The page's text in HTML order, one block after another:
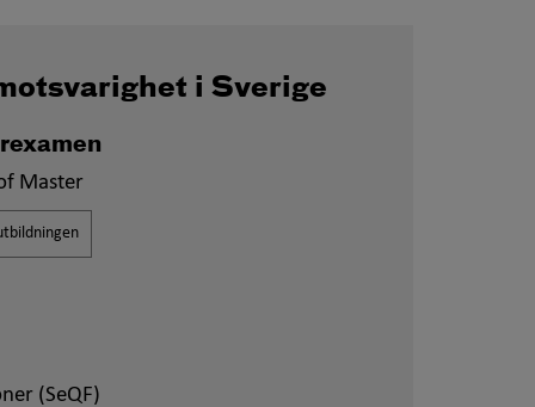
i Sverige
Master
(SeQF)